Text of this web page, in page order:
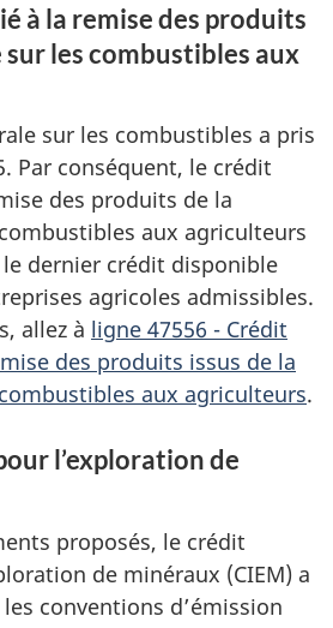
à la remise des produits
les combustibles aux
sur les combustibles a pris
Par conséquent, le crédit
des produits de la
aux agriculteurs
le dernier crédit disponible
agricoles admissibles.
allez à ligne 47556 - Crédit
des produits issus de la
aux agriculteurs.
l’exploration de
proposés, le crédit
de minéraux (CIEM) a
conventions d’émission